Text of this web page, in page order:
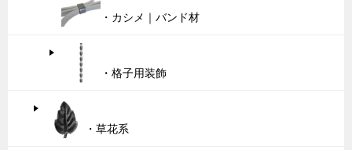
・カシメ｜バンド材
・格子用装飾
・草花系